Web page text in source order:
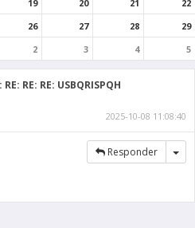
19 20 21
22
26 27 28
29
2 3 4 5
RE: RE: RE: USBQRISPQH
2025-10-08 11:08:40
Responder